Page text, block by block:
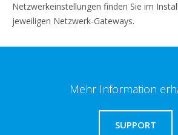
Netzwerkeinstellungen finden Sie im
jeweiligen Netzwerk-Gateways.
Mehr Information
SUPPORT